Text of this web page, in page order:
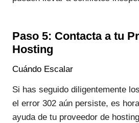
Paso 5: Contacta a tu
Hosting
Cuándo Escalar
Si has seguido diligentemente
el error 302 aún persiste, es
ayuda de tu proveedor de